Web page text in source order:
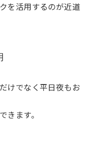
を活用するのが近道
けでなく平日夜もお
きます。